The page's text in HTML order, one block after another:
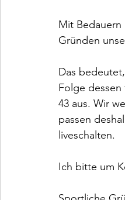
Mit
Gründen
Das
Folge
43 aus. Wir
passen
liveschalten.
Ich bitte um